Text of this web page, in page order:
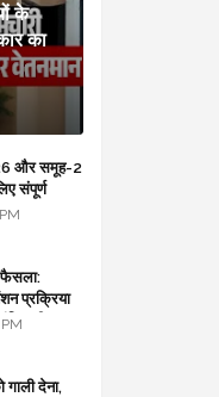
के
का
और समूह-2
संपूर्ण
फैसला:
प्रक्रिया
गाली देना,